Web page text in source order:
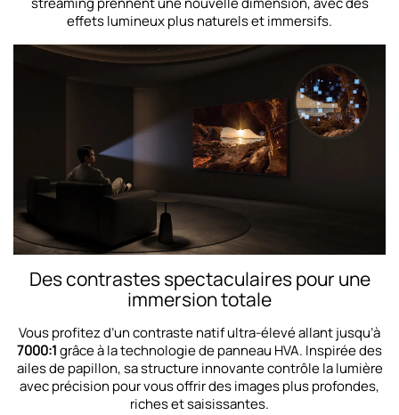
effets lumineux plus naturels et immersifs.
Des contrastes spectaculaires pour une
immersion totale
Vous profitez d’un contraste natif ultra-élevé allant jusqu’à
7000:1grâce à la technologie de panneau HVA. Inspirée des
ailes de papillon, sa structure innovante contrôle la lumière
avec précision pour vous offrir des images plus profondes,
riches et saisissantes.